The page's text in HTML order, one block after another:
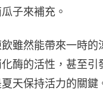
子來補充。
雖然能帶來一時的
酶的活性，甚至引
天保持活力的關鍵